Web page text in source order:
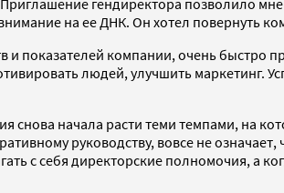
на ее ДНК. Он хотел повернуть
показателей компании, очень быстро
людей, улучшить маркетинг.
начала расти теми темпами, на
руководству, вовсе не
с себя директорские полномочия, а